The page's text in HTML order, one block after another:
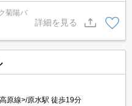
燥機☆宅配BOX☆サンルーム付
菊陽バ
詳細を見る
原線>/原水駅 徒歩19分